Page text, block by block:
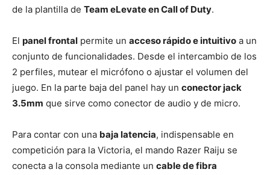
de la plantilla de Team eLevate en Call of Duty.
El panel frontal permite un acceso rápido e intuitivo a un
conjunto de funcionalidades. Desde el intercambio de los
2 perfiles, mutear el micrófono o ajustar el volumen del
juego. En la parte baja del panel hay un conector jack
3.5mm que sirve como conector de audio y de micro.
Para contar con una baja latencia, indispensable en
competición para la Victoria, el mando Razer Raiju se
conecta a la consola mediante un cable de fibra